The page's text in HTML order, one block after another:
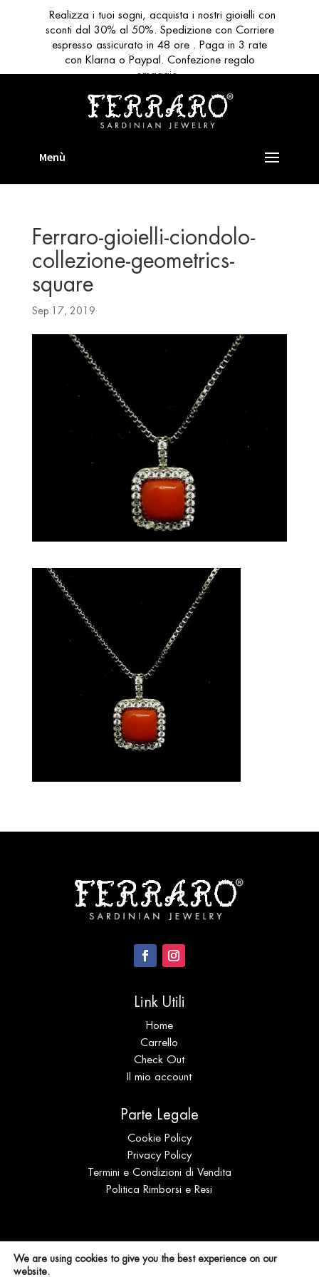
Ferraro-gioielli-ciondolo-
collezione-geometrics-
square
Sep 17, 2019
Link Utili
Home
Carrello
Check Out
Il mio account
Parte Legale
Cookie Policy
Privacy Policy
Termini e Condizioni di Vendita
Politica Rimborsi e Resi
IT02694940905 | N. REA SS 196989
Realizza i tuoi sogni, acquista i nostri gioielli con
sconti dal 30% al 50%. Spedizione con Corriere
espresso assicurato in 48 ore . Paga in 3 rate
con Klarna o Paypal. Confezione regalo
omaggio
We are using cookies to give you the best experience on our
website.